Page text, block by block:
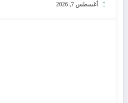
أغسطس 7, 2026